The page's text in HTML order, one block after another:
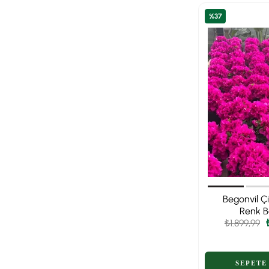
Begonvil
Renk
₺1.899,99
%37